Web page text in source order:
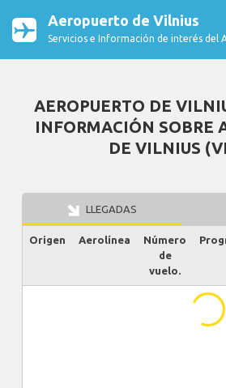
Aeropuerto de Vilnius
Servicios e Información de interés del
AEROPUERTO DE
INFORMACIÓN SOBRE
DE VILNIUS
LLEGADAS
Origen Aerolínea
Número
de
vuelo.
...